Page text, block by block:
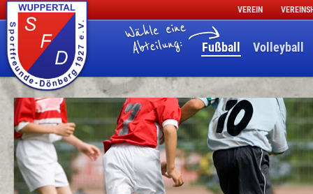
VEREIN
Fußball Volleyball